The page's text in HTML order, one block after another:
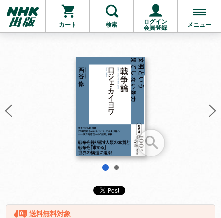
カート 検索
ログイン
会員登録
メニュー
お支払いに進む
他にも商品を買う
1
送料無料対象